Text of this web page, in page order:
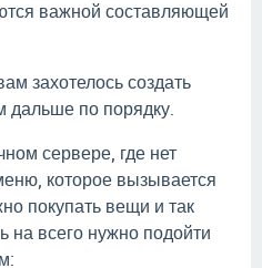
важной составляющей
захотелось создать
дальше по порядку.
сервере, где нет
которое вызывается
покупать вещи и так
на всего нужно подойти